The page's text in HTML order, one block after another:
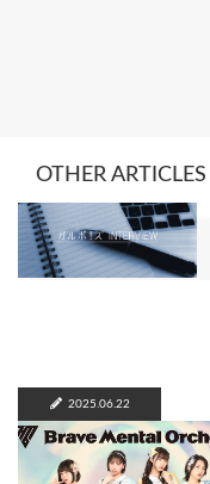
OTHER ARTICLES
2025.06.22